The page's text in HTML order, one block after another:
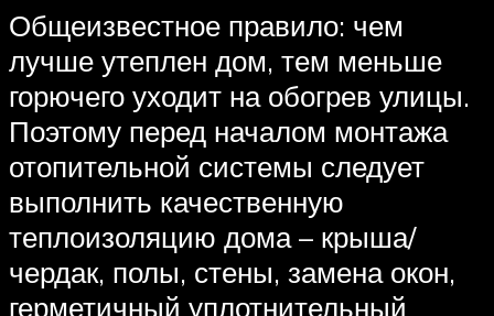
Общеизвестное правило: чем
лучше утеплен дом, тем меньше
горючего уходит на обогрев улицы.
Поэтому перед началом монтажа
отопительной системы следует
выполнить качественную
теплоизоляцию дома – крыша/
чердак, полы, стены, замена окон,
герметичный уплотнительный